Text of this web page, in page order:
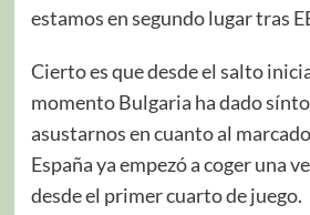
estamos en segundo lugar tras
Cierto es que desde el salto
momento Bulgaria ha dado
asustarnos en cuanto al
España ya empezó a coger una
desde el primer cuarto de juego.